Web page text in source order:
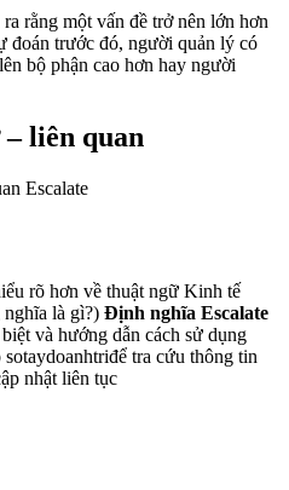
rằng một vấn đề trở nên lớn hơn
đoán trước đó, người quản lý có
bộ phận cao hơn hay người
liên quan
Escalate
rõ hơn về thuật ngữ Kinh tế
là gì?) Định nghĩa Escalate
và hướng dẫn cách sử dụng
tra cứu thông tin
nhật liên tục